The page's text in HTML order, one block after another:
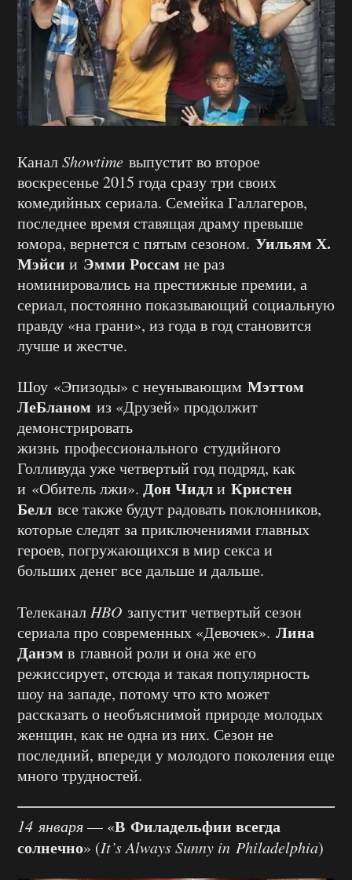
КаналShowtime выпустит во второе
воскресенье 2015 года сразу три своих
комедийных сериала. Семейка Галлагеров,
последнее время ставящая драму превыше
юмора, вернется с пятым сезоном. Уильям Х.
Мэйси и Эмми Россам не раз
номинировались на престижные премии, а
сериал, постоянно показывающий социальную
правду «на грани», из года в год становится
лучше и жестче.
Шоу «Эпизоды» с неунывающим Мэттом
ЛеБланом из «Друзей» продолжит
демонстрировать
жизнь профессионального студийного
Голливуда уже четвертый год подряд, как
и «Обитель лжи». Дон Чидли Кристен
Белл все также будут радовать поклонников,
которые следят за приключениями главных
героев, погружающихся в мир секса и
больших денег все дальше и дальше.
Телеканал HBO запустит четвертый сезон
сериала про современных «Девочек». Лина
Данэм в главной роли и она же его
режиссирует, отсюда и такая популярность
шоу на западе, потому что кто может
рассказать о необъяснимой природе молодых
женщин, как не одна из них. Сезон не
последний, впереди у молодого поколения еще
много трудностей.
14 января— «В Филадельфии всегда
солнечно» (It’s Always Sunny in Philadelphia)